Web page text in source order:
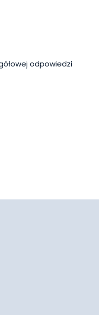
odpowiedzi